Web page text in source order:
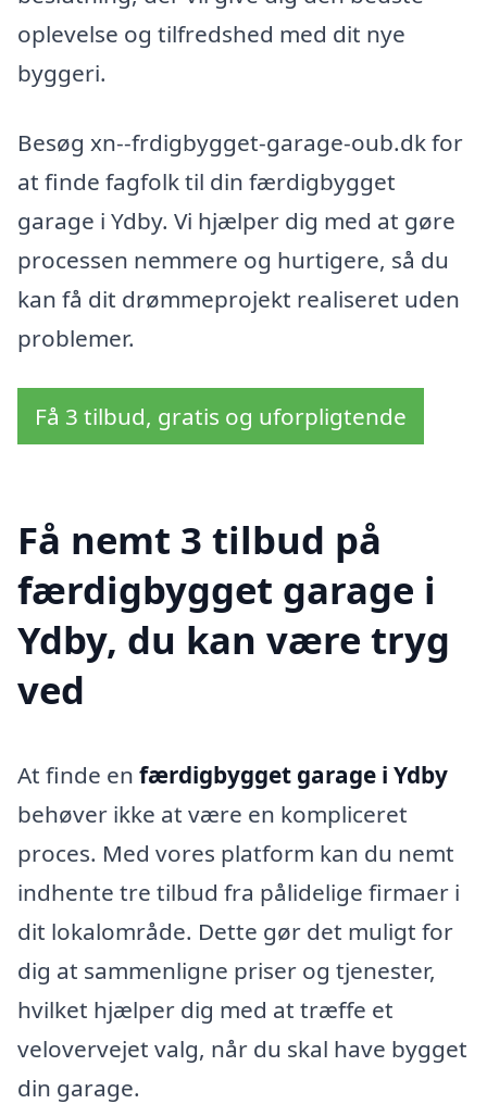
oplevelse og tilfredshed med dit nye
byggeri.
Besøg xn--frdigbygget-garage-oub.dk for
at finde fagfolk til din færdigbygget
garage i Ydby. Vi hjælper dig med at gøre
processen nemmere og hurtigere, så du
kan få dit drømmeprojekt realiseret uden
problemer.
Få 3 tilbud, gratis og uforpligtende
Få nemt 3 tilbud på
færdigbygget garage i
Ydby, du kan være tryg
ved
At finde en færdigbygget garage i Ydby
behøver ikke at være en kompliceret
proces. Med vores platform kan du nemt
indhente tre tilbud fra pålidelige firmaer i
dit lokalområde. Dette gør det muligt for
dig at sammenligne priser og tjenester,
hvilket hjælper dig med at træffe et
velovervejet valg, når du skal have bygget
din garage.